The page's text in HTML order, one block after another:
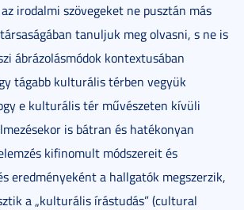
irodalmi szövegeket ne pusztán más
tanuljuk meg olvasni, s ne is
ábrázolásmódok kontextusában
tágabb kulturális térben vegyük
e kulturális tér művészeten kívüli
is bátran és hatékonyan
kifinomult módszereit és
eredményeként a hallgatók megszerzik,
a „kulturális írástudás” (cultural